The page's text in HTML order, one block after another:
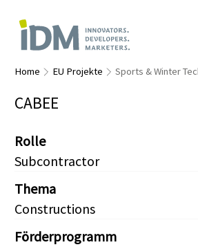
Home EU Projekte Sports & Winter
CABEE
Rolle
Subcontractor
Thema
Constructions
Förderprogramm